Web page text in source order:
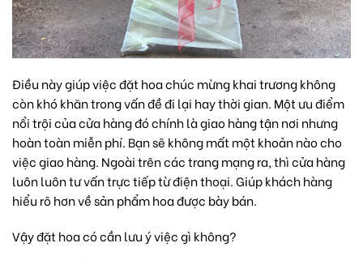
Điều này giúp việc đặt hoa chúc mừng khai trương không
còn khó khăn trong vấn đề đi lại hay thời gian. Một ưu điểm
nổi trội của cửa hàng đó chính là giao hàng tận nơi nhưng
hoàn toàn miễn phí. Bạn sẽ không mất một khoản nào cho
việc giao hàng. Ngoài trên các trang mạng ra, thì cửa hàng
luôn luôn tư vấn trực tiếp từ điện thoại. Giúp khách hàng
hiểu rõ hơn về sản phẩm hoa được bày bán.
Vậy đặt hoa có cần lưu ý việc gì không?